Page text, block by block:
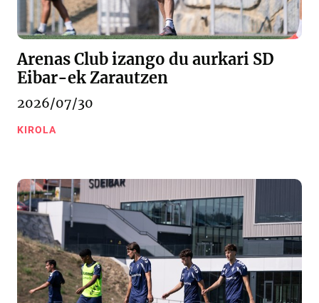
Arenas Club izango du aurkari SD
Eibar-ek Zarautzen
2026/07/30
KIROLA